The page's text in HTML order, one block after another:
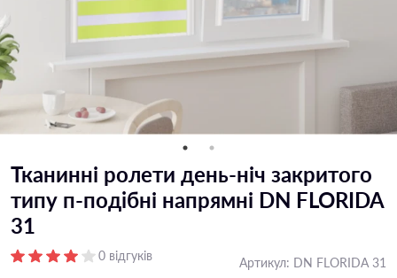
Тканинні ролети день-ніч закритого
типу п-подiбні напрямні DN FLORIDA
31
0 відгуків Артикул: DN FLORIDA 31